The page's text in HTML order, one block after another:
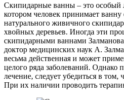
Скипидарные ванны – это особый
котором человек принимает ванну
натурального живичного
хвойных деревьев. Иногда эти
скипидарными ваннами
доктор медицинских наук А.
весьма действенная и может
целого ряда заболеваний. Однако
лечение, следует убедиться в том,
При их наличии проводить